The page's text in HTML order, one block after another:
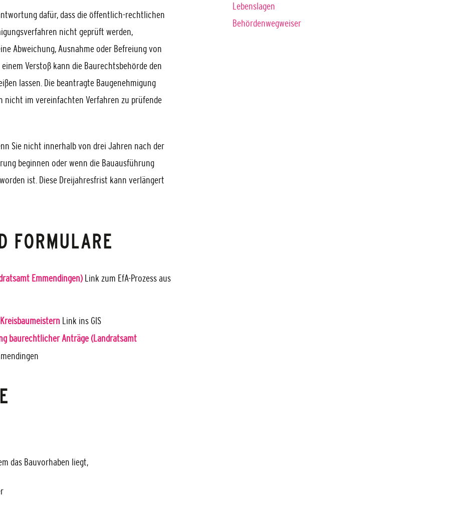
dafür, dassdieöffentlich-rechtlichen
nicht geprüft werden,
Abweichung, Ausnahme oder Befreiung von
Verstoß kann die Baurechtsbehörde den
lassen. Die beantragte Baugenehmigung
nicht im vereinfachten Verfahren zu prüfende
Sie nicht innerhalb von drei Jahren nach der
beginnen oder wenn die Bauausführung
ist. Diese Dreijahresfrist kann verlängert
FORMULARE
Emmendingen) Link zum EfA-Prozess aus
Link ins GIS
baurechtlicher Anträge (Landratsamt
das Bauvorhaben liegt,
Lebenslagen
Behördenwegweiser